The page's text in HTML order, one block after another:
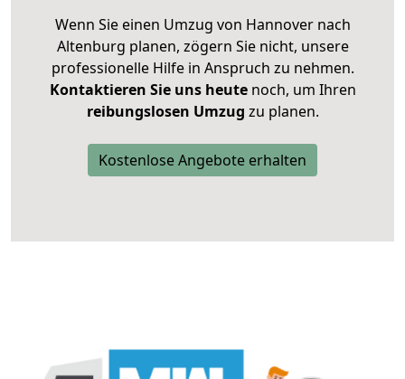
Wenn Sie einen Umzug von Hannover nach
Altenburg planen, zögern Sie nicht, unsere
professionelle Hilfe in Anspruch zu nehmen.
Kontaktieren Sie uns heutenoch, um Ihren
reibungslosen Umzug zu planen.
Kostenlose Angebote erhalten